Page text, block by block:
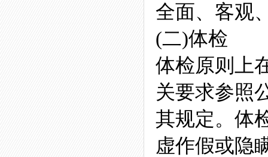
全面、客观
(二)体检
体检原则上
关要求参照
其规定。体
虚作假或隐